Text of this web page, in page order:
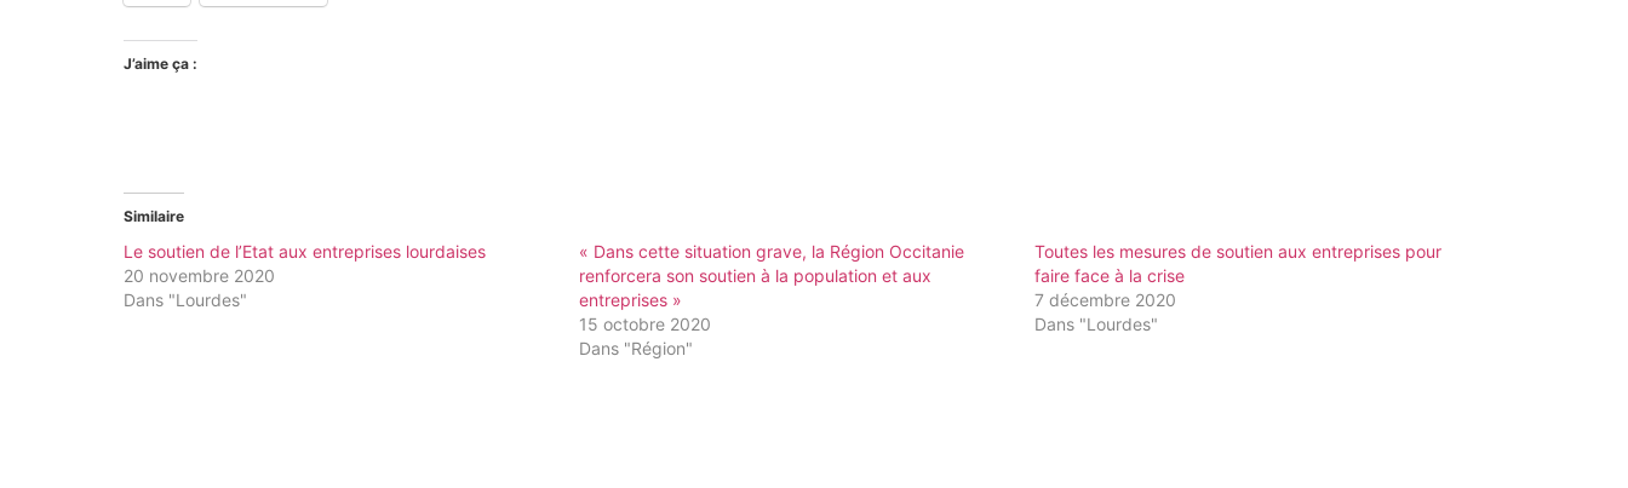
J’aime ça :
Similaire
Le soutien de l’Etat aux entreprises lourdaises
20 novembre 2020
Dans "Lourdes"
« Dans cette situation grave, la Région Occitanie
renforcera son soutien à la population et aux
entreprises »
15 octobre 2020
Dans "Région"
Toutes les mesures de soutien aux entreprises pour
faire face à la crise
7 décembre 2020
Dans "Lourdes"